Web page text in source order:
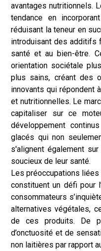
avantages nutritionnels.
tendance en
réduisant la teneur en
introduisant des additifs
santé et au bien-être.
orientation sociétale
plus sains, créant des
innovants qui répondent
et nutritionnelles. Le
capitaliser sur ce
développement
glacés qui non
s'alignent également
soucieux de leur santé.
Les préoccupations
constituent un défi pour
consommateurs
alternatives végétales,
de ces produits. De
d’onctuosité et de
non laitières par rapport